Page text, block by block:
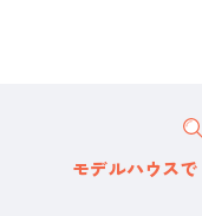
モデルハウスで